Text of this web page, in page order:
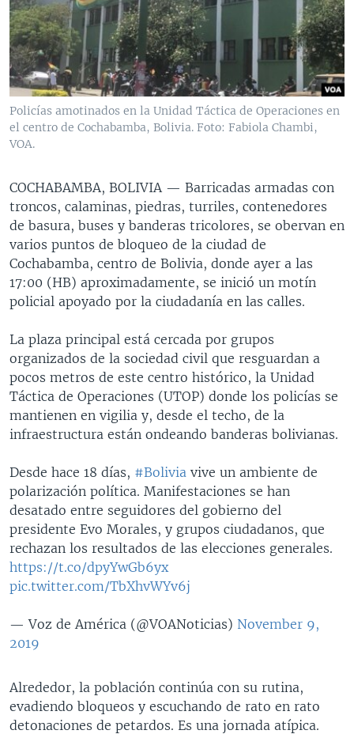
VENEZUELA
BRASIL
NICARAGUA
ECONOMÍA
ENTRETENIMIENTO Y CULTURA
TECNOLOGÍA
DEPORTES
CIENCIA Y SALUD
MULTIMEDIA
VIDEOS
FOTOGRAFÍA
AUDIOS
PROGRAMAS TV
EL MUNDO AL DÍA
FORO INTERAMERICANO
VISIÓN 360
PANORAMA
RADIO
AVANCE INFORMATIVO
AUDIONOTICIAS
ESTADOS UNIDOS AL DÍA
EL MUNDO AL DÍA [RADIO]
FORO [RADIO]
DEPORTIVO INTERNACIONAL
NOTA ECONÓMICA
DIRECT
DOCUMENTALES DE LA VOA
SÍGANOS
Idiomas
Policías amotinados en la Unidad Táctica de Operaciones en
el centro de Cochabamba, Bolivia. Foto: Fabiola Chambi,
VOA.
COCHABAMBA, BOLIVIA — Barricadas armadas con
troncos, calaminas, piedras, turriles, contenedores
de basura, buses y banderas tricolores, se obervan en
varios puntos de bloqueo de la ciudad de
Cochabamba, centro de Bolivia, donde ayer a las
17:00 (HB) aproximadamente, se inició un motín
policial apoyado por la ciudadanía en las calles.
La plaza principal está cercada por grupos
organizados de la sociedad civil que resguardan a
pocos metros de este centro histórico, la Unidad
Táctica de Operaciones (UTOP) donde los policías se
mantienen en vigilia y, desde el techo, de la
infraestructura están ondeando banderas bolivianas.
Desde hace 18 días, #Bolivia vive un ambiente de
polarización política. Manifestaciones se han
desatado entre seguidores del gobierno del
presidente Evo Morales, y grupos ciudadanos, que
rechazan los resultados de las elecciones generales.
https://t.co/dpyYwGb6yx
pic.twitter.com/TbXhvWYv6j
— Voz de América (@VOANoticias) November 9,
2019
Alrededor, la población continúa con su rutina,
evadiendo bloqueos y escuchando de rato en rato
detonaciones de petardos. Es una jornada atípica.